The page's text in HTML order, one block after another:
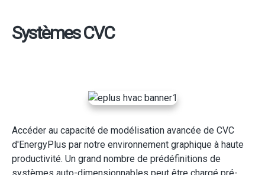
Systèmes CVC
Accéder au capacité de modélisation avancée de CVC
d'EnergyPlus par notre environnement graphique à haute
productivité. Un grand nombre de prédéfinitions de